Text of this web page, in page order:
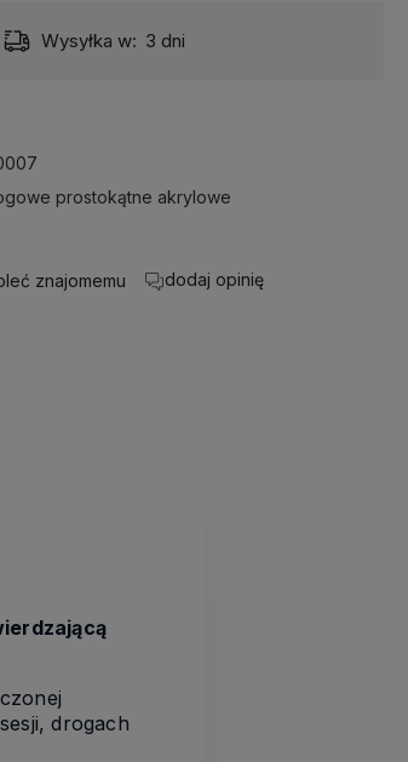
Wysyłka w: 3 dni
prostokątne akrylowe
znajomemu dodaj opinię
drogach